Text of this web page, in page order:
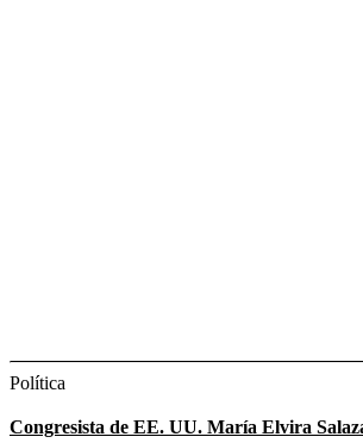
Política
Congresista de EE. UU. María Elvira